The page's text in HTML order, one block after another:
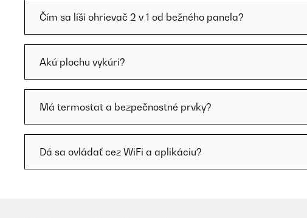
Čím sa líši ohrievač 2 v 1 od bežného panela?
Akú plochu vykúri?
Má termostat a bezpečnostné prvky?
Dá sa ovládať cez WiFi a aplikáciu?